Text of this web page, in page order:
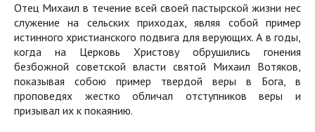
Отец Михаил в течение всей своей пастырской жизни нес
служение на сельских приходах, являя собой пример
истинного христианского подвига для верующих. А в годы,
когда на Церковь Христову обрушились гонения
безбожной советской власти святой Михаил Вотяков,
показывая собою пример твердой веры в Бога, в
проповедях жестко обличал отступников веры и
призывал их к покаянию.